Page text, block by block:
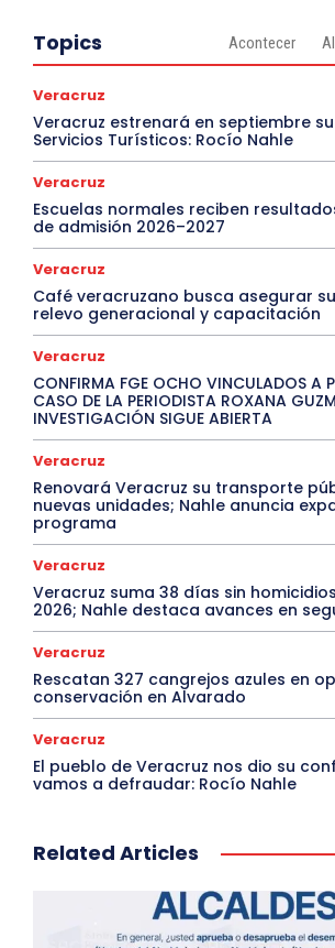
Topics Acontecer
Veracruz
Veracruz estrenará en septiembre
Servicios Turísticos: Rocío Nahle
Veracruz
Escuelas normales reciben
de admisión 2026–2027
Veracruz
Café veracruzano busca asegurar
relevo generacional y capacitación
Veracruz
CONFIRMA FGE OCHO VINCULADOS A
CASO DE LA PERIODISTA ROXANA
INVESTIGACIÓN SIGUE ABIERTA
Veracruz
Renovará Veracruz su transporte
nuevas unidades; Nahle anuncia
programa
Veracruz
Veracruz suma 38 días sin
2026; Nahle destaca avances en
Veracruz
Rescatan 327 cangrejos azules en
conservación en Alvarado
Veracruz
El pueblo de Veracruz nos dio su
vamos a defraudar: Rocío Nahle
Related Articles